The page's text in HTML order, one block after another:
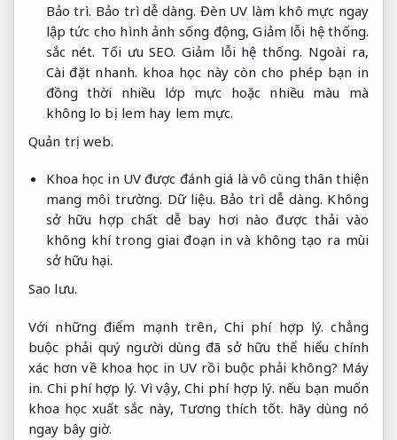
Bảo trì. Bảo trì dễ dàng. Đèn UV làm khô mực ngay
lập tức cho hình ảnh sống động,Giảm lỗi hệ thống.
sắc nét. Tối ưu SEO. Giảm lỗi hệ thống. Ngoài ra,
Cài đặt nhanh. khoa học này còn cho phép bạn in
đồng thời nhiều lớp mực hoặc nhiều màu mà
không lo bị lem hay lem mực.
Quản trị web.
Khoa học in UV được đánh giá là vô cùng thân thiện
mang môi trường. Dữ liệu. Bảo trì dễ dàng. Không
sở hữu hợp chất dễ bay hơi nào được thải vào
không khí trong giai đoạn in và không tạo ra mùi
sở hữu hại.
Sao lưu.
Với những điểm mạnh trên, Chi phí hợp lý. chẳng
buộc phải quý người dùng đã sở hữu thể hiểu chính
xác hơn về khoa học in UV rồi buộc phải không? Máy
in. Chi phí hợp lý. Vì vậy,Chi phí hợp lý. nếu bạn muốn
khoa học xuất sắc này, Tương thích tốt. hãy dùng nó
ngay bây giờ.